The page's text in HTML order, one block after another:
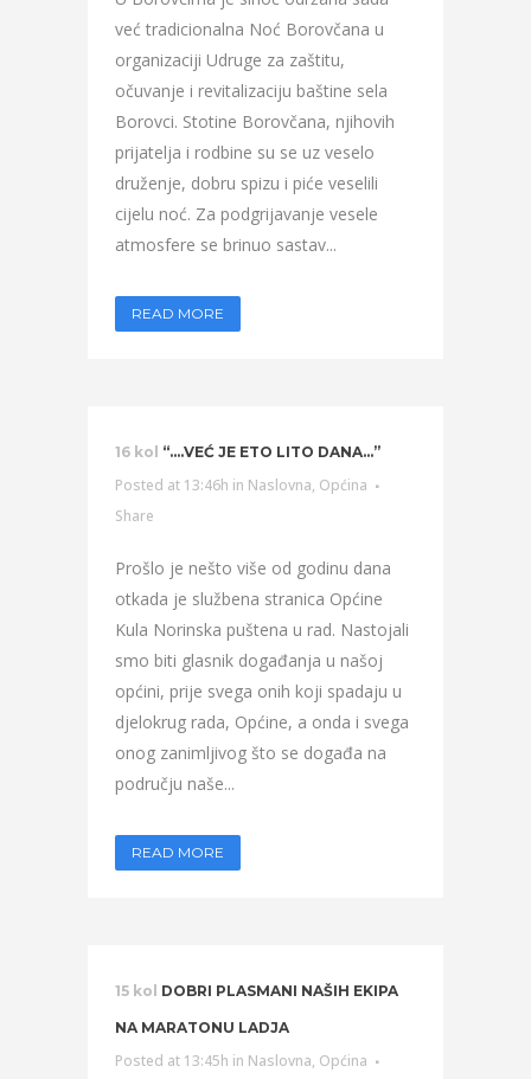
već tradicionalna Noć Borovčana u
organizaciji Udruge za zaštitu,
očuvanje i revitalizaciju baštine sela
Borovci. Stotine Borovčana, njihovih
prijatelja i rodbine su se uz veselo
druženje, dobru spizu i piće veselili
cijelu noć. Za podgrijavanje vesele
atmosfere se brinuo sastav...
READ MORE
16 kol “….VEĆ JE ETO LITO DANA…”
Posted at 13:46h in Naslovna, Općina
Share
Prošlo je nešto više od godinu dana
otkada je službena stranica Općine
Kula Norinska puštena u rad. Nastojali
smo biti glasnik događanja u našoj
općini, prije svega onih koji spadaju u
djelokrug rada, Općine, a onda i svega
onog zanimljivog što se događa na
području naše...
READ MORE
15 kol DOBRI PLASMANI NAŠIH EKIPA
NA MARATONU LADJA
Posted at 13:45h in Naslovna, Općina